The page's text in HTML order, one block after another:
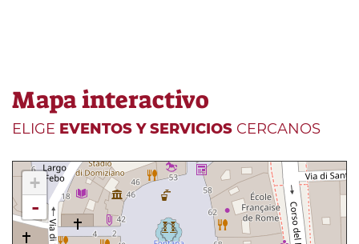
Mapa interactivo
ELIGE EVENTOS Y SERVICIOS CERCANOS
+
-